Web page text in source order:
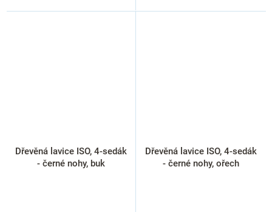
Dřevěná lavice ISO, 4-sedák
- černé nohy, buk
Dřevěná lavice ISO, 4-sedák
- černé nohy, ořech